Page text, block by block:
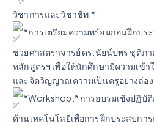
วิชาการและวิชาชีพ:*
*การเตรียมความพร้อมก่อนฝึกปร
ช่วยศาสตราจารย์ ดร.นัยน์ปพร ชุติภา
หลักสูตรฯ เพื่อให้นักศึกษามีความเข้า
และจิตวิญญาณความเป็นครูอย่างถ่อ
*Workshop:* การอบรมเชิงปฏิบั
ด้านเทคโนโลยีเพื่อการฝึกประสบก